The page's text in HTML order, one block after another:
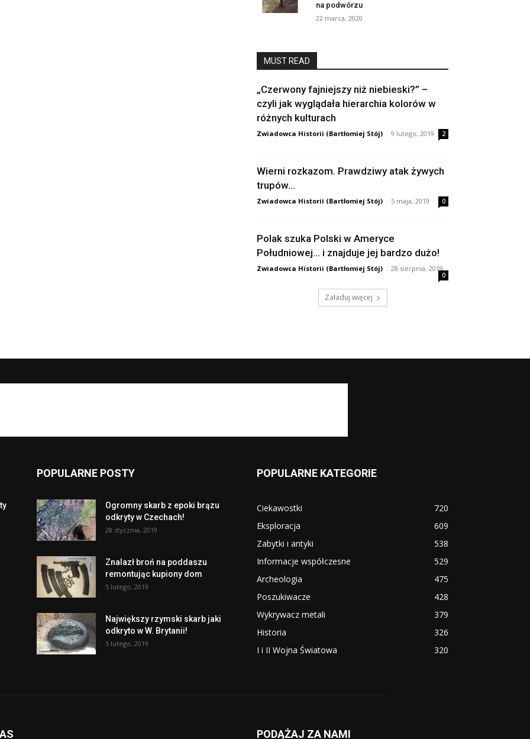
na podwórzu
22 marca, 2020
MUST READ
„Czerwony fajniejszy niż niebieski?” –
czyli jak wyglądała hierarchia kolorów w
różnych kulturach
Zwiadowca Historii (Bartłomiej Stój) - 9 lutego, 2019 2
Wierni rozkazom. Prawdziwy atak żywych
trupów…
Zwiadowca Historii (Bartłomiej Stój) - 5 maja, 2019 0
Polak szuka Polski w Ameryce
Południowej… i znajduje jej bardzo dużo!
Zwiadowca Historii (Bartłomiej Stój) - 28 sierpnia, 2019
0
Załaduj więcej
POPULARNE POSTY
Ogromny skarb z epoki brązu
odkryty w Czechach!
28 stycznia, 2019
Znalazł broń na poddaszu
remontując kupiony dom
5 lutego, 2019
Największy rzymski skarb jaki
odkryto w W. Brytanii!
5 lutego, 2019
POPULARNE KATEGORIE
Ciekawostki
720
Eksploracja
609
Zabytki i antyki
538
Informacje współczesne
529
Archeologia
475
Poszukiwacze
428
Wykrywacz metali
379
Historia
326
I i II Wojna Światowa
320
PODĄŻAJ ZA NAMI